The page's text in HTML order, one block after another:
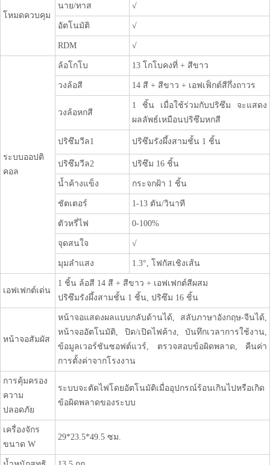
โหมดควบคุม
นาย/ทาส √
อัตโนมัติ √
RDM √
ระบบออปติ
คอล
ล้อโกโบ 13 โกโบคงที่ + สีขาว
วงล้อสี 14 สี + สีขาว + เอฟเฟ็กต์สีกึ่งถาวร
วงล้อหกสี
1 ชิ้น เมื่อใช้ร่วมกับปริซึม จะแสดง
ผลลัพธ์เหมือนปริซึมหกสี
ปริซึมวีล1 ปริซึมรังผึ้งสามชั้น 1 ชิ้น
ปริซึมวีล2 ปริซึม 16 ชิ้น
น้ำค้างแข็ง กระจกฝ้า 1 ชิ้น
ชัตเตอร์ 1-13 ตัน/วินาที
ตัวหรี่ไฟ 0-100%
จุดสนใจ √
มุมลำแสง 1.3°, โฟกัสเชิงเส้น
เอฟเฟกต์เด่น
1 ชิ้น ล้อสี 14 สี + สีขาว + เอฟเฟกต์สีผสม
ปริซึมรังผึ้งสามชั้น 1 ชิ้น, ปริซึม 16 ชิ้น
หน้าจอสัมผัส
หน้าจอแสดงผลแบบกลับด้านได้, สลับภาษาอังกฤษ-จีนได้,
หน้าจออัตโนมัติ, ปิด/เปิดไฟค้าง, บันทึกเวลาการใช้งาน,
ข้อมูลเวอร์ชันซอฟต์แวร์, ตรวจสอบข้อผิดพลาด, คืนค่า
การตั้งค่าจากโรงงาน
การคุ้มครอง
ความ
ปลอดภัย
ระบบจะตัดไฟโดยอัตโนมัติเมื่ออุปกรณ์ร้อนเกินไปหรือเกิด
ข้อผิดพลาดของระบบ
เครื่องจักร
ขนาด W
29*23.5*49.5 ซม.